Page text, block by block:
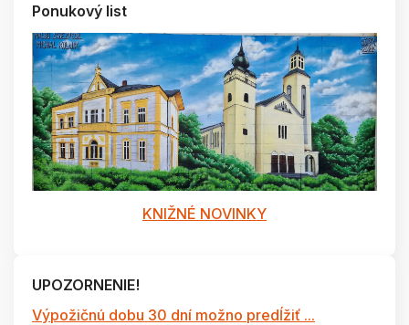
Ponukový list
KNIŽNÉ NOVINKY
UPOZORNENIE!
Výpožičnú dobu 30 dní možno predĺžiť ...